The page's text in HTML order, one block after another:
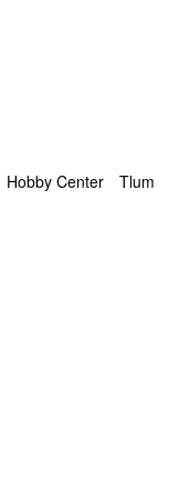
Hobby Center Tlum